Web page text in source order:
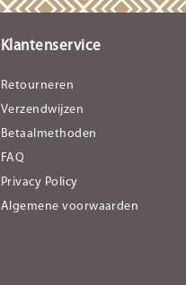
Klantenservice
Retourneren
Verzendwijzen
Betaalmethoden
FAQ
Privacy Policy
Algemene voorwaarden